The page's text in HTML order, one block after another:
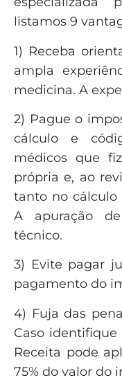
listamos 9
1) Receba
ampla
medicina. A
2) Pague o
cálculo e
médicos que
própria e, ao
tanto no cálculo
A apuração
técnico.
3) Evite pagar
pagamento do
4) Fuja das
Caso
Receita pode
75% do valor do